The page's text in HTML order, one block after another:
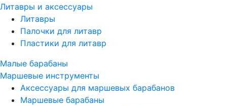
Литавры и аксессуары
Литавры
Палочки для литавр
Пластики для литавр
Малые барабаны
Маршевые инструменты
Аксессуары для маршевых барабанов
Маршевые барабаны